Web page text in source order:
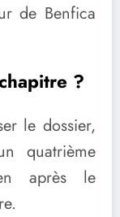
de Benfica
?
le dossier,
quatrième
après le